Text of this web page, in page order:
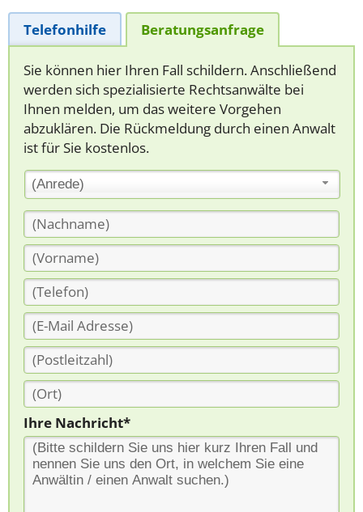
Telefonhilfe Beratungsanfrage
Sie können hier Ihren Fall schildern. Anschließend
werden sich spezialisierte Rechtsanwälte bei
Ihnen melden, um das weitere Vorgehen
abzuklären. Die Rückmeldung durch einen Anwalt
ist für Sie kostenlos.
(Anrede)
Ihre Nachricht*